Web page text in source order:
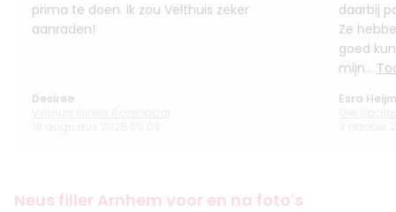
prima te doen. Ik zou Velthuis zeker
aanraden!
Desiree
daarbij
Ze
goed
mijn...
Esra
Neus filler Arnhem voor en na foto's